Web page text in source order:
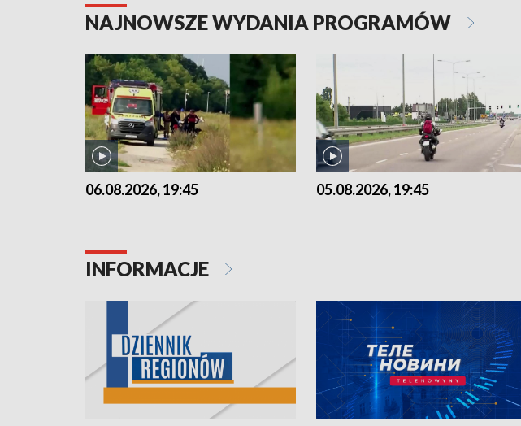
NAJNOWSZE WYDANIA PROGRAMÓW
06.08.2026, 19:45 05.08.2026, 19:45
INFORMACJE